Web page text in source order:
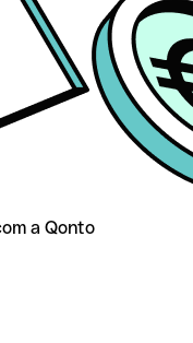
a Qonto